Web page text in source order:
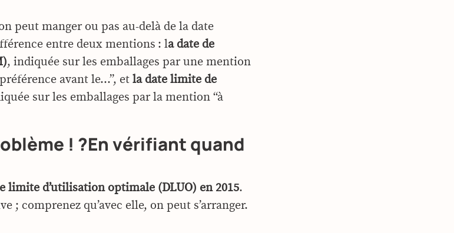
peut manger ou pas au-delà de la date
entre deux mentions : la date de
, indiquée sur les emballages par une mention
avant le…”, et la date limite de
sur les emballages par la mention “à
! ?En vérifiant quand
limite d’utilisation optimale (DLUO) en 2015.
; comprenez qu’avec elle, on peut s’arranger.